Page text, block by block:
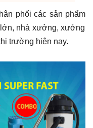
phối các sản phẩm
nhà xưởng, xưởng
trường hiện nay.